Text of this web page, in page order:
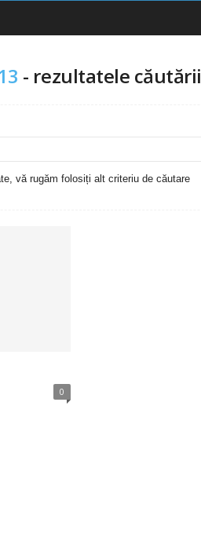
- rezultatele căutării
vă rugăm folosiți alt criteriu de căutare
0